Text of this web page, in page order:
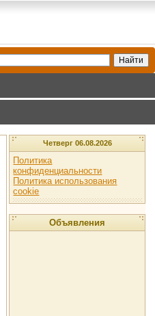
Четверг 06.08.2026
Политика
конфиденциальности
Политика использования
cookie
Объявления